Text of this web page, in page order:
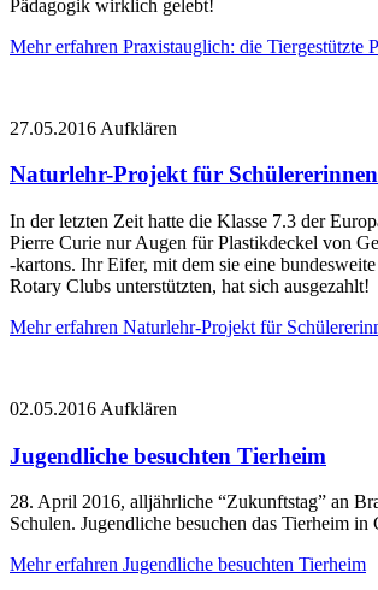
Pädagogik wirklich gelebt!
Mehr erfahren Praxistauglich: die Tiergestützte
27.05.2016 Aufklären
Naturlehr-Projekt für
In der letzten Zeit hatte die Klasse 7.3 der
Pierre Curie nur Augen für Plastikdeckel von
-kartons. Ihr Eifer, mit dem sie eine
Rotary Clubs unterstützten, hat sich ausgezahlt!
Mehr erfahren Naturlehr-Projekt für
02.05.2016 Aufklären
Jugendliche besuchten Tierheim
28. April 2016, alljährliche “Zukunftstag” an
Schulen. Jugendliche besuchen das Tierheim in
Mehr erfahren Jugendliche besuchten Tierheim